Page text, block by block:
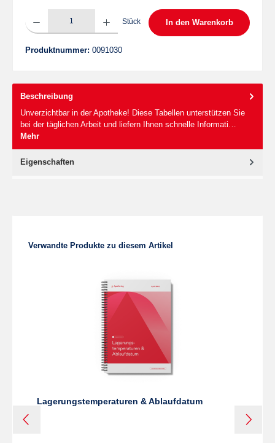
Produkt Anzahl: Gib den gewünschten Wert ein oder benutze die Schaltflächen um
Stück In den Warenkorb
Produktnummer: 0091030
Beschreibung
Unverzichtbar in der Apotheke! Diese Tabellen unterstützen Sie
bei der täglichen Arbeit und liefern Ihnen schnelle Informati…
Mehr
Eigenschaften
Produktgalerie überspringen
Verwandte Produkte zu diesem Artikel
Lagerungstemperaturen & Ablaufdatum